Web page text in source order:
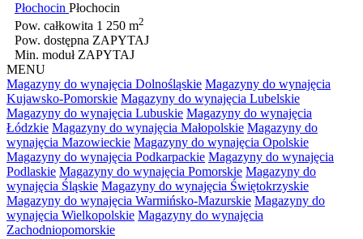
Płochocin Płochocin
Pow. całkowita 1 250 m2
Pow. dostępna ZAPYTAJ
Min. moduł ZAPYTAJ
MENU
Magazyny do wynajęcia Dolnośląskie Magazyny do wynajęcia
Kujawsko-Pomorskie Magazyny do wynajęcia Lubelskie
Magazyny do wynajęcia Lubuskie Magazyny do wynajęcia
Łódzkie Magazyny do wynajęcia Małopolskie Magazyny do
wynajęcia Mazowieckie Magazyny do wynajęcia Opolskie
Magazyny do wynajęcia Podkarpackie Magazyny do wynajęcia
Podlaskie Magazyny do wynajęcia Pomorskie Magazyny do
wynajęcia Śląskie Magazyny do wynajęcia Świętokrzyskie
Magazyny do wynajęcia Warmińsko-Mazurskie Magazyny do
wynajęcia Wielkopolskie Magazyny do wynajęcia
Zachodniopomorskie